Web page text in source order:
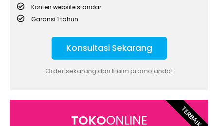
Konten website standar
Garansi 1 tahun
Konsultasi Sekarang
Order sekarang dan klaim promo anda!
TOKOONLINE TERBAIK